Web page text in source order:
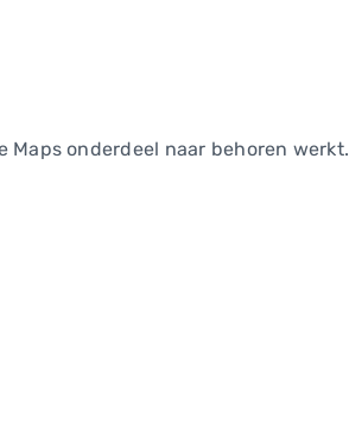
Maps onderdeel naar behoren werkt.